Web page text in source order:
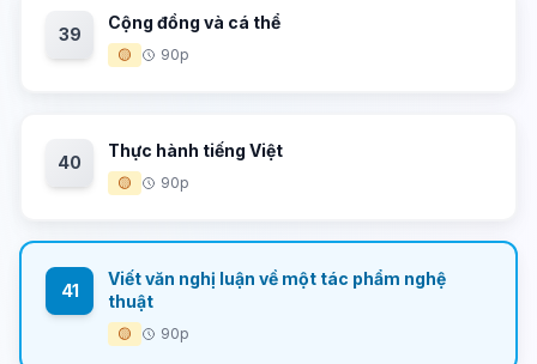
39
Cộng đồng và cá thể
🟡 90p
40
Thực hành tiếng Việt
🟡 90p
41
Viết văn nghị luận về một tác phẩm nghệ
thuật
🟡 90p